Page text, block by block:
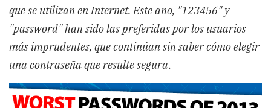
que se utilizan en Internet. Este año, "123456" y
"password" han sido las preferidas por los usuarios
más imprudentes, que continúan sin saber cómo elegir
una contraseña que resulte segura.